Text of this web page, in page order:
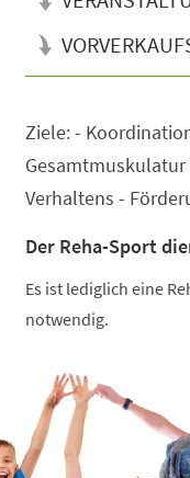
Ziele: -
Verhaltens -
Der Reha-Sport
Es ist lediglich eine
notwendig.